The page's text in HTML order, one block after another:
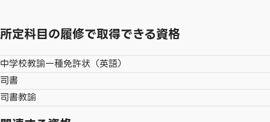
所定科目の履修で取得できる資格
中学校教諭一種免許状（英語）
司書
司書教諭